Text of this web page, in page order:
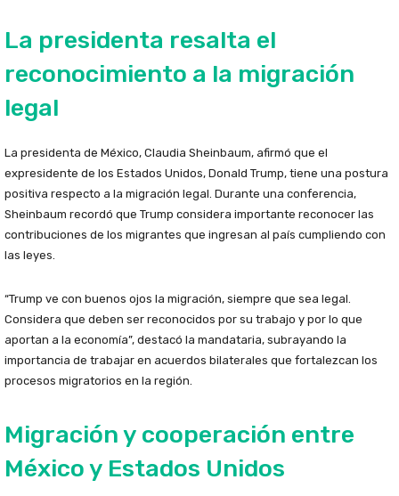
La presidenta resalta el
reconocimiento a la migración
legal
La presidenta de México, Claudia Sheinbaum, afirmó que el
expresidente de los Estados Unidos, Donald Trump, tiene una postura
positiva respecto a la migración legal. Durante una conferencia,
Sheinbaum recordó que Trump considera importante reconocer las
contribuciones de los migrantes que ingresan al país cumpliendo con
las leyes.
“Trump ve con buenos ojos la migración, siempre que sea legal.
Considera que deben ser reconocidos por su trabajo y por lo que
aportan a la economía”, destacó la mandataria, subrayando la
importancia de trabajar en acuerdos bilaterales que fortalezcan los
procesos migratorios en la región.
Migración y cooperación entre
México y Estados Unidos